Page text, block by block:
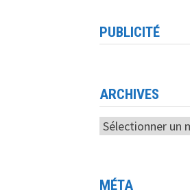
PUBLICITÉ
ARCHIVES
Archives
MÉTA